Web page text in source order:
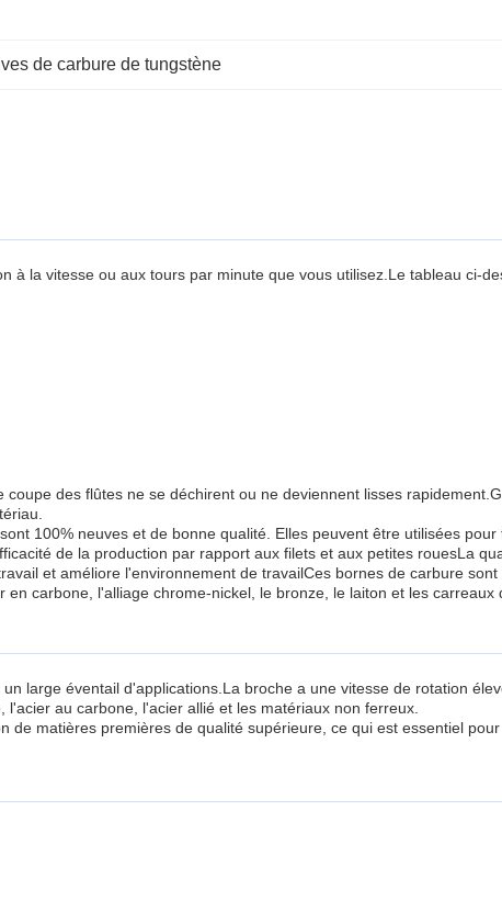
de carbure de tungstène
à la vitesse ou aux tours par minute que vous utilisez.Le tableau ci-
des flûtes ne se déchirent ou ne deviennent lisses
100% neuves et de bonne qualité. Elles peuvent être utilisées
de la production par rapport aux filets et aux petites rouesLa
et améliore l'environnement de travailCes bornes de carbure
carbone, l'alliage chrome-nickel, le bronze, le laiton et les carreaux
large éventail d'applications.La broche a une vitesse de rotation
au carbone, l'acier allié et les matériaux non ferreux.
de matières premières de qualité supérieure, ce qui est essentiel